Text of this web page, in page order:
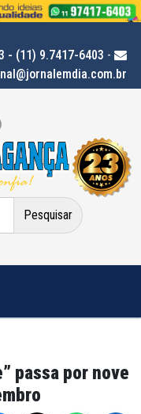
- (11) 9.7417-6403 -
passa por nove